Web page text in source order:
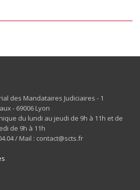
des Mandataires Judiciaires - 1
- 69006 Lyon
du lundi au jeudi de 9h à 11h et de
de 9h à 11h
/ Mail : contact@scts.fr